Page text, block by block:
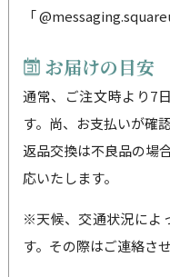
「
お届けの目安
通常、ご注文時より7
す。尚、お支払いが確
返品交換は不良品の場
応いたします。
※天候、交通状況によ
す。その際はご連絡さ